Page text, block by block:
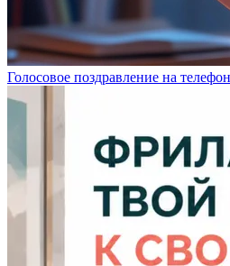
Голосовое поздравление на